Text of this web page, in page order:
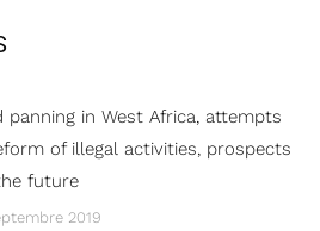
panning in West Africa, attempts
of illegal activities, prospects
future
2019